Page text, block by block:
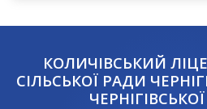
КОЛИЧІВСЬКИЙ
СІЛЬСЬКОЇ РАДИ